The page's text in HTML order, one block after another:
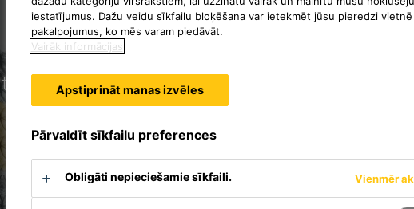
iestatījumus. Dažu veidu sīkfailu bloķēšana var ietekmēt jūsu pieredzi
pakalpojumus, ko mēs varam piedāvāt.
Vairāk informācijas
Apstiprināt manas izvēles
Pārvaldīt sīkfailu preferences
Obligāti nepieciešamie sīkfaili. Vienmēr